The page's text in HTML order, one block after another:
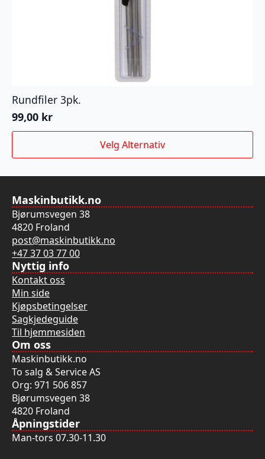
Rundfiler 3pk.
99,00 kr
Velg Alternativ
Dette
flere
Alternativene
kan
velges
på
produktsiden
Maskinbutikk.no
Bjørumsvegen 38
4820 Froland
post@maskinbutikk.no
+47 37 03 77 00
Nyttig info
Kontakt oss
Min side
Kjøpsbetingelser
Sagkjedeguide
Til hjemmesiden
Om oss
Maskinbutikk.no
To salg & Service AS
Org: 971 506 857
Bjørumsvegen 38
4820 Froland
Åpningstider
Man-tors 07.30-11.30